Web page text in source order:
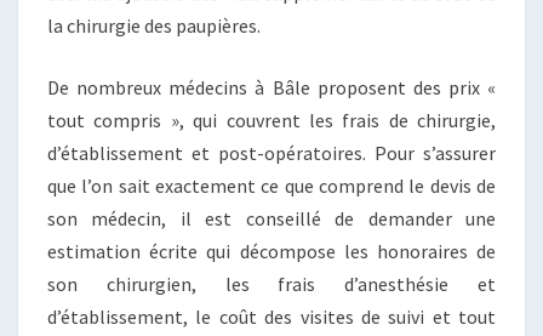
la chirurgie des paupières.
De nombreux médecins à Bâle proposent des prix «
tout compris », qui couvrent les frais de chirurgie,
d’établissement et post-opératoires. Pour s’assurer
que l’on sait exactement ce que comprend le devis de
son médecin, il est conseillé de demander une
estimation écrite qui décompose les honoraires de
son chirurgien, les frais d’anesthésie et
d’établissement, le coût des visites de suivi et tout